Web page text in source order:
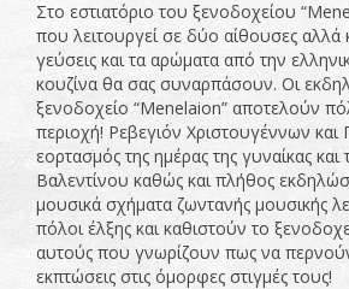
Στο εστιατόριο του ξενοδοχείου
που λειτουργεί σε δύο αίθουσες αλλά
γεύσεις και τα αρώματα από την
κουζίνα θα σας συναρπάσουν. Οι
ξενοδοχείο “Menelaion” αποτελούν
περιοχή! Ρεβεγιόν Χριστουγέννων και
εορτασμός της ημέρας της γυναίκας και
Βαλεντίνου καθώς και πλήθος
μουσικά σχήματα ζωντανής μουσικής
πόλοι έλξης και καθιστούν το
αυτούς που γνωρίζουν πως να
εκπτώσεις στις όμορφες στιγμές τους!